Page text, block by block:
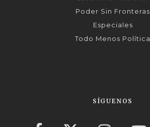
Poder Sin Fronteras
Especiales
Todo Menos Política
SÍGUENOS